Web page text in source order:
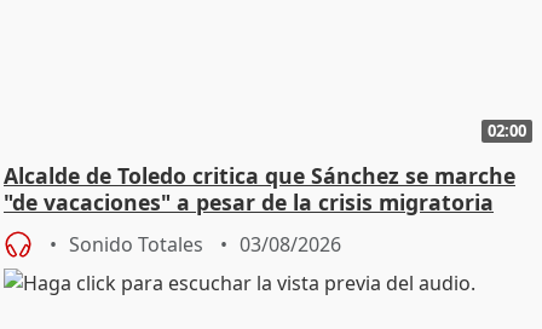
02:00
Alcalde de Toledo critica que Sánchez se marche
"de vacaciones" a pesar de la crisis migratoria
Sonido Totales 03/08/2026